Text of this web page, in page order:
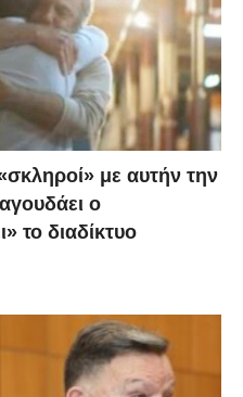
μια μεσήλικη αγρότισσα.
αγρότισσα άνεργη, κύριε
σε ξαναψηφίζω…», είπε
με αυτήν την
ο
το διαδίκτυο